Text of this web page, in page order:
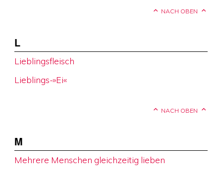
NACH OBEN
L
Lieblingsfleisch
Lieblings-»Ei«
NACH OBEN
M
Mehrere Menschen gleichzeitig lieben